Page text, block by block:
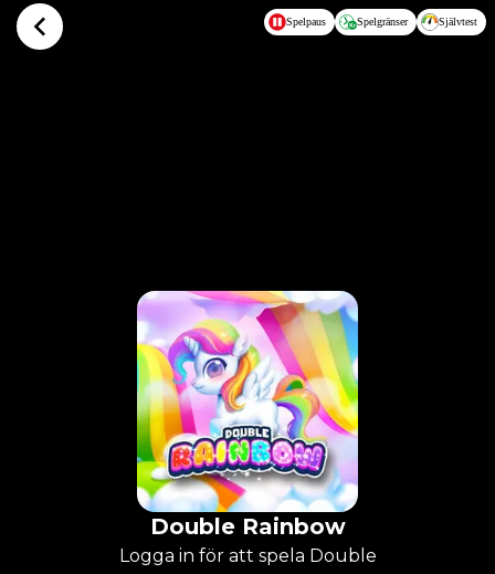
Hoppa till huvudinnehållet Spelpaus Spelgränser Självtest
Double Rainbow
Logga in för att spela Double